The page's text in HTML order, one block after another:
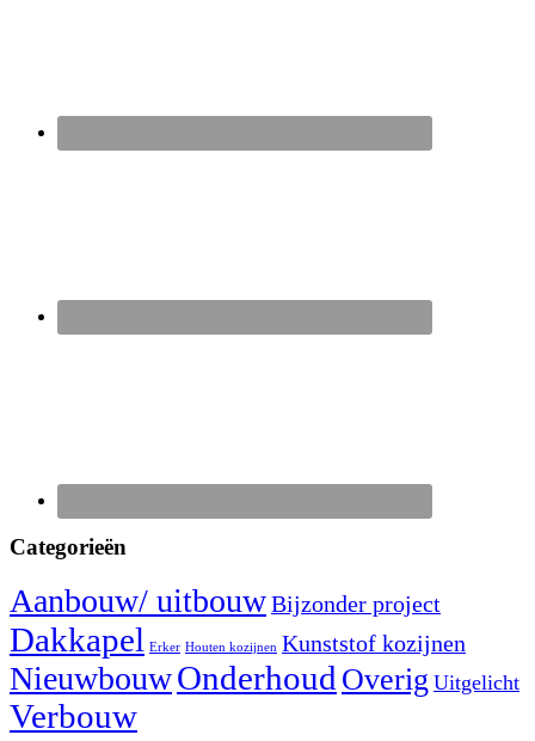
Categorieën
Aanbouw/ uitbouwBijzonder project
Dakkapel Erker Houten kozijnen Kunststof kozijnen
NieuwbouwOnderhoud Overig Uitgelicht
Verbouw